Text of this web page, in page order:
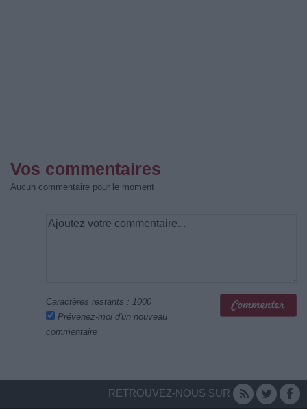
Vos commentaires
Aucun commentaire pour le moment
Caractères restants : 1000
Prévenez-moi d'un nouveau
commentaire
RETROUVEZ-NOUS SUR